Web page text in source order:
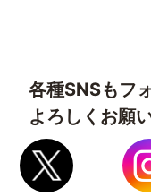
各種SNSもフ
よろしくお願